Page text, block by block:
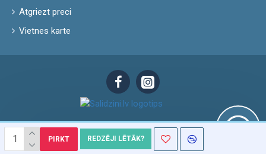
PIRKT REDZĒJI LĒTĀK?
Atgriezt preci
Vietnes karte